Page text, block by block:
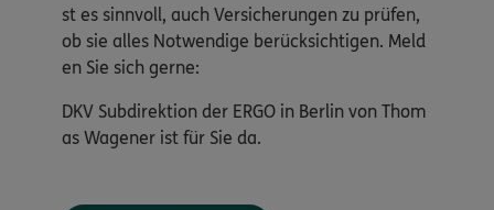
st es sinnvoll, auch Versicherungen zu prüfen,
ob sie alles Notwendige berücksichtigen. Meld
en Sie sich gerne:
DKV Subdirektion der ERGO in Berlin von Thom
as Wagener ist für Sie da.